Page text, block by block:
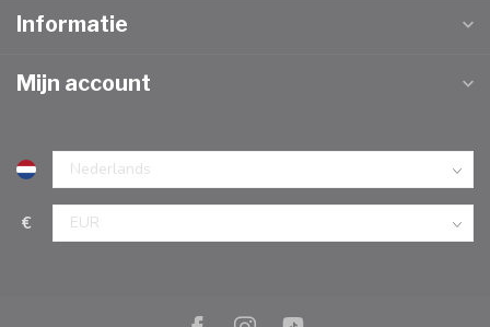
Informatie
Mijn account
€